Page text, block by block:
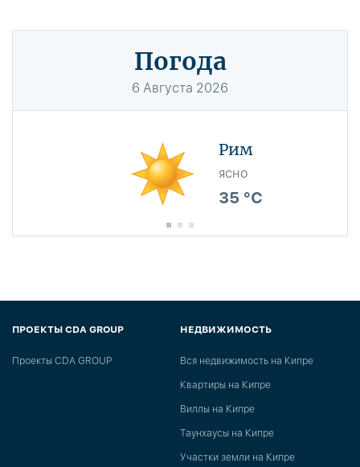
Погода
6 Августа 2026
Рим
ясно
35 °C
ПРОЕКТЫ CDA GROUP
Проекты CDA GROUP
НЕДВИЖИМОСТЬ
Вся недвижимость на Кипре
Квартиры на Кипре
Виллы на Кипре
Таунхаусы на Кипре
Участки земли на Кипре